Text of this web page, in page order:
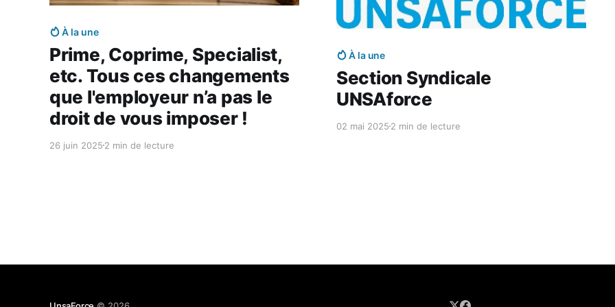
À la une
Prime, Coprime, Specialist,
etc. Tous ces changements
que l'employeur n’a pas le
droit de vous imposer !
26 juin 2025 2 min de lecture
À la une
Section Syndicale
UNSAforce
02 mai 20252 min de lecture